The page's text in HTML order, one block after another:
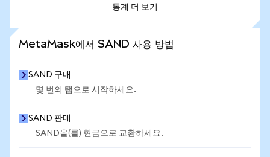
통계 더 보기
MetaMask에서 SAND 사용 방법
SAND 구매
몇 번의 탭으로 시작하세요.
SAND 판매
SAND을(를) 현금으로 교환하세요.